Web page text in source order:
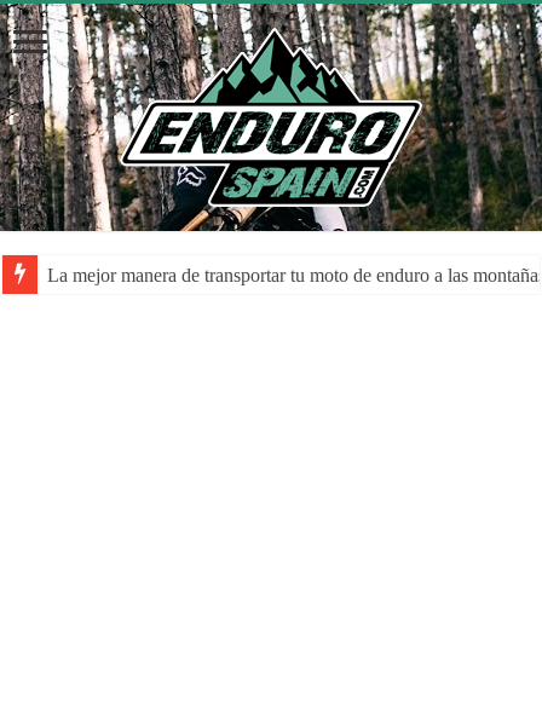
La mejor manera de transportar tu moto de enduro a las